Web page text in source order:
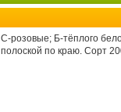
С-розовые; Б-тёплого
полоской по краю. Сорт